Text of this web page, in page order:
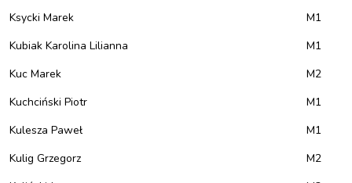
Ksycki Marek
M1
Kubiak Karolina Lilianna
M1
Kuc Marek
M2
Kuchciński Piotr
M1
Kulesza Paweł
M1
Kulig Grzegorz
M2